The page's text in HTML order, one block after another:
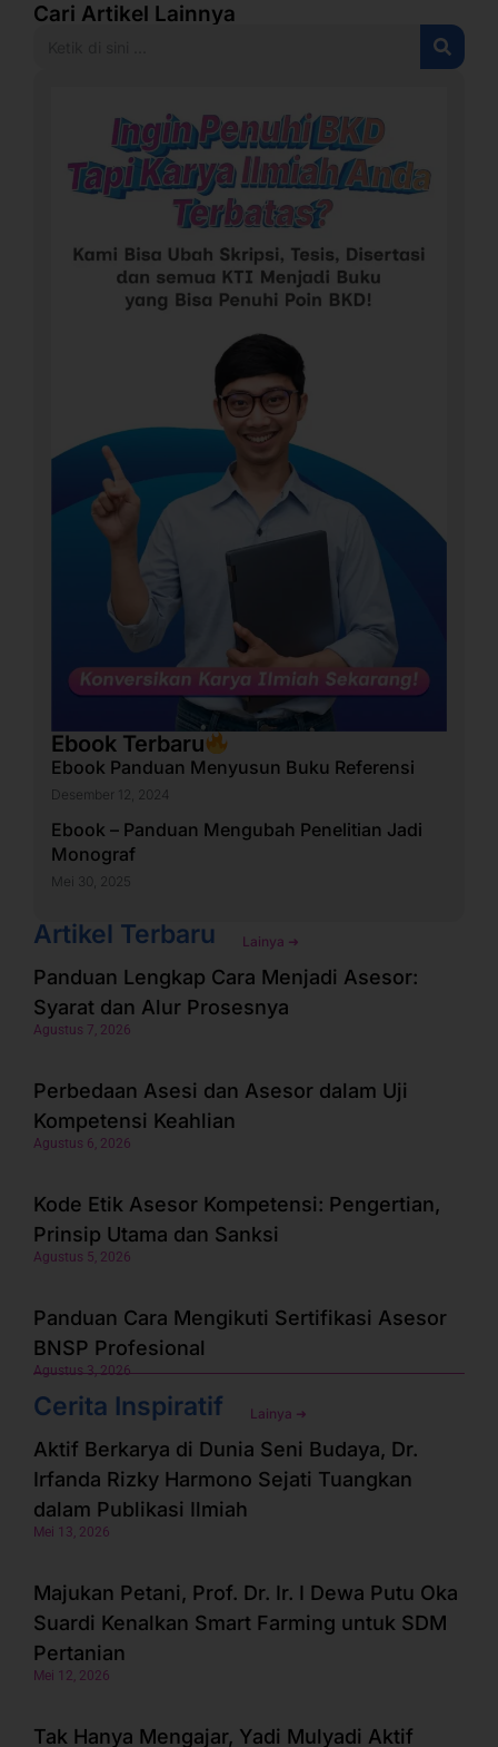
Cari Artikel Lainnya
Ebook Terbaru
Ebook Panduan Menyusun Buku Referensi
Desember 12, 2024
Ebook – Panduan Mengubah Penelitian Jadi
Monograf
Mei 30, 2025
Artikel Terbaru Lainya ➜
Panduan Lengkap Cara Menjadi Asesor:
Syarat dan Alur Prosesnya
Agustus 7, 2026
Perbedaan Asesi dan Asesor dalam Uji
Kompetensi Keahlian
Agustus 6, 2026
Kode Etik Asesor Kompetensi: Pengertian,
Prinsip Utama dan Sanksi
Agustus 5, 2026
Panduan Cara Mengikuti Sertifikasi Asesor
BNSP Profesional
Agustus 3, 2026
Cerita Inspiratif Lainya ➜
Aktif Berkarya di Dunia Seni Budaya, Dr.
Irfanda Rizky Harmono Sejati Tuangkan
dalam Publikasi Ilmiah
Mei 13, 2026
Majukan Petani, Prof. Dr. Ir. I Dewa Putu Oka
Suardi Kenalkan Smart Farming untuk SDM
Pertanian
Mei 12, 2026
Tak Hanya Mengajar, Yadi Mulyadi Aktif